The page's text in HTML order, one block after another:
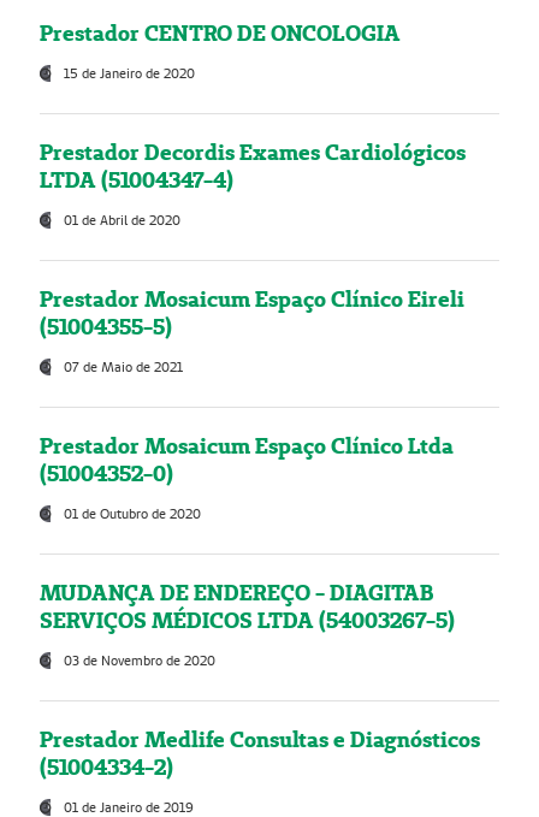
Prestador CENTRO DE ONCOLOGIA
15 de Janeiro de 2020
Prestador Decordis Exames Cardiológicos
LTDA (51004347-4)
01 de Abril de 2020
Prestador Mosaicum Espaço Clínico Eireli
(51004355-5)
07 de Maio de 2021
Prestador Mosaicum Espaço Clínico Ltda
(51004352-0)
01 de Outubro de 2020
MUDANÇA DE ENDEREÇO - DIAGITAB
SERVIÇOS MÉDICOS LTDA (54003267-5)
03 de Novembro de 2020
Prestador Medlife Consultas e Diagnósticos
(51004334-2)
01 de Janeiro de 2019